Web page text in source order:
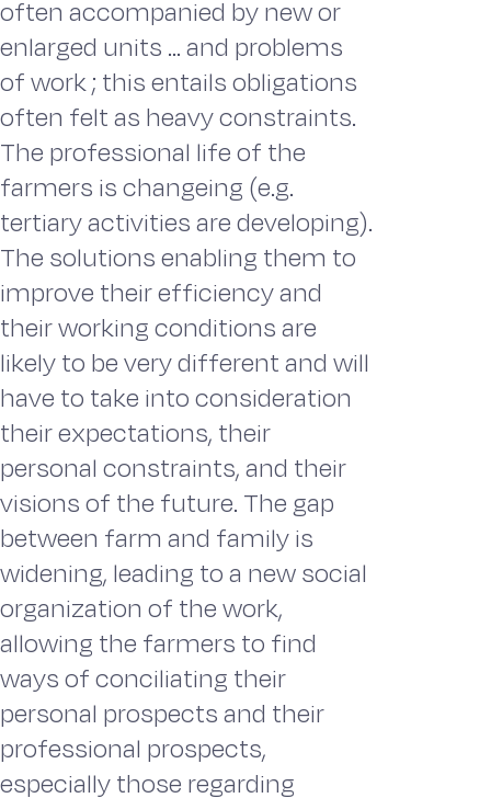
often accompanied by new or
enlarged units ... and problems
of work ; this entails obligations
often felt as heavy constraints.
The professional life of the
farmers is changeing (e.g.
tertiary activities are developing).
The solutions enabling them to
improve their efficiency and
their working conditions are
likely to be very different and will
have to take into consideration
their expectations, their
personal constraints, and their
visions of the future. The gap
between farm and family is
widening, leading to a new social
organization of the work,
allowing the farmers to find
ways of conciliating their
personal prospects and their
professional prospects,
especially those regarding